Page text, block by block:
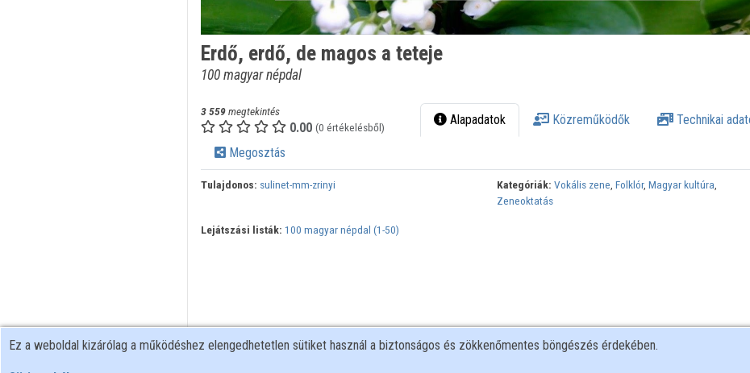
Erdő, erdő, de magos a teteje
100 magyar népdal
3 559megtekintés
0.00 (0 értékelésből) Alapadatok Közreműködők Technikai
Megosztás
Tulajdonos: sulinet-mm-zrinyi Kategóriák: Vokális zene,Folklór,Magyar kultúra,
Zeneoktatás
Lejátszási listák: 100 magyar népdal (1-50)
Ez a weboldal kizárólag a működéshez elengedhetetlen sütiket használ a biztonságos és zökkenőmentes böngészés érdekében.